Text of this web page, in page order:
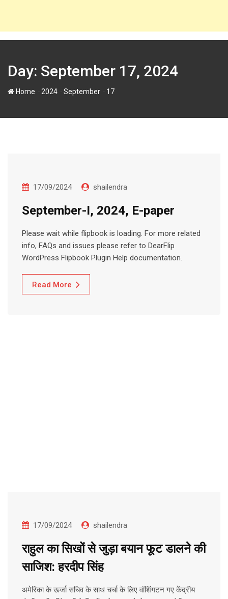
Day: September 17, 2024
Home 2024 September 17
17/09/2024 shailendra
September-I, 2024, E-paper
Please wait while flipbook is loading. For more related
info, FAQs and issues please refer to DearFlip
WordPress Flipbook Plugin Help documentation.
Read More
17/09/2024 shailendra
राहुल का सिखों से जुड़ा बयान फूट डालने की
साजिश: हरदीप सिंह
अमेरिका के ऊर्जा सचिव के साथ चर्चा के लिए वॉशिंगटन गए केंद्रीय